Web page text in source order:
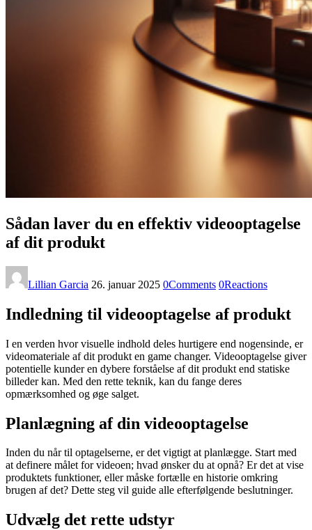
Sådan laver du en effektiv videooptagelse
af dit produkt
Lillian Garcia 26. januar 2025 0Comments 0Reactions
Indledning til videooptagelse af produkt
I en verden hvor visuelle indhold deles hurtigere end nogensinde, er
videomateriale af dit produkt en game changer. Videooptagelse giver
potentielle kunder en dybere forståelse af dit produkt end statiske
billeder kan. Med den rette teknik, kan du fange deres
opmærksomhed og øge salget.
Planlægning af din videooptagelse
Inden du når til optagelserne, er det vigtigt at planlægge. Start med
at definere målet for videoen; hvad ønsker du at opnå? Er det at vise
produktets funktioner, eller måske fortælle en historie omkring
brugen af det? Dette steg vil guide alle efterfølgende beslutninger.
Udvælg det rette udstyr